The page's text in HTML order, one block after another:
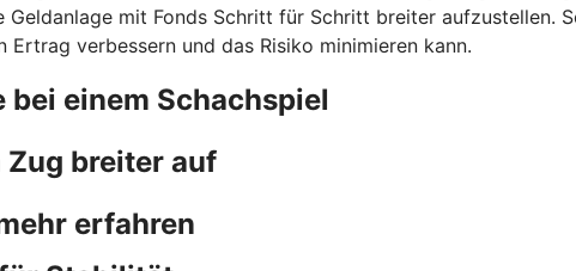
mit Fonds Schritt für Schritt breiter aufzustellen.
verbessern und das Risiko minimieren kann.
bei einem Schachspiel
Zug breiter auf
erfahren